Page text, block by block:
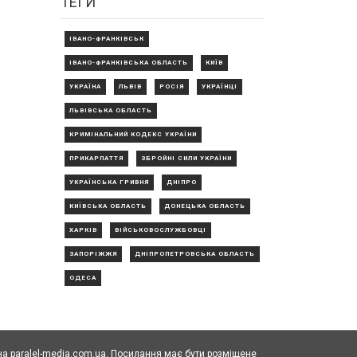
ІВАНО-ФРАНКІВСЬК
ІВАНО-ФРАНКІВСЬКА ОБЛАСТЬ КИЇВ
УКРАЇНА ЛЬВІВ РОСІЯ УКРАЇНЦІ
ЛЬВІВСЬКА ОБЛАСТЬ
КРИМІНАЛЬНИЙ КОДЕКС УКРАЇНИ
ПРИКАРПАТТЯ ЗБРОЙНІ СИЛИ УКРАЇНИ
УКРАЇНСЬКА ГРИВНЯ ДНІПРО
КИЇВСЬКА ОБЛАСТЬ ДОНЕЦЬКА ОБЛАСТЬ
ХАРКІВ ВІЙСЬКОВОСЛУЖБОВЦІ
ЗАПОРІЖЖЯ ДНІПРОПЕТРОВСЬКА ОБЛАСТЬ
ОДЕСА
paralel-media.com.ua. Посилання має бути розміщене